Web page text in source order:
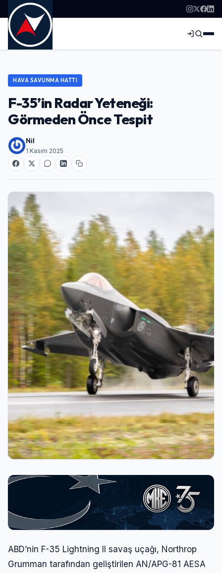
HAVA SAVUNMA HATTI
F-35’in Radar Yeteneği:
Görmeden Önce Tespit
Nil
1 Kasım 2025
ABD’nin F-35 Lightning II savaş uçağı, Northrop
Grumman tarafından geliştirilen AN/APG-81 AESA